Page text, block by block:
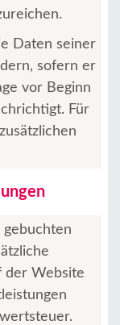
Daten seiner
sofern er
vor Beginn
Für
der Website